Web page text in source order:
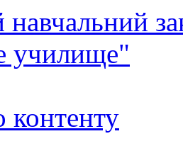
училище"
контенту